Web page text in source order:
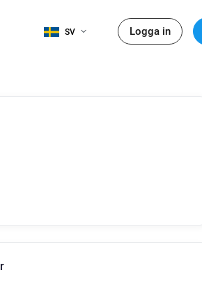
SV Logga in